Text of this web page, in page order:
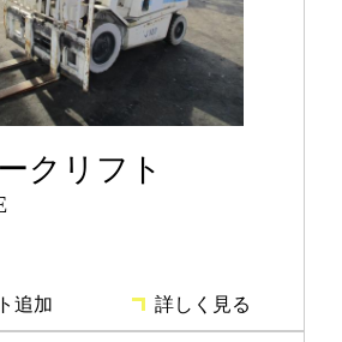
クリフト
追加 詳しく見る